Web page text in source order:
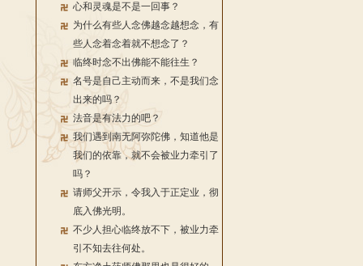
心和灵魂是不是一回事？
为什么有些人念佛越念越想念，有
些人念着念着就不想念了？
临终时念不出佛能不能往生？
名号是自己主动而来，不是我们念
出来的吗？
法音是有法力的吧？
我们遇到南无阿弥陀佛，知道他是
我们的依靠，就不会被业力牵引了
吗？
请师父开示，令我入于正定业，彻
底入佛光明。
不少人担心临终放不下，被业力牵
引不知去往何处。